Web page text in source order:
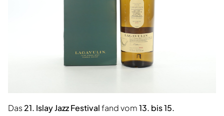
Das21. Islay Jazz Festivalfand vom13. bis 15.